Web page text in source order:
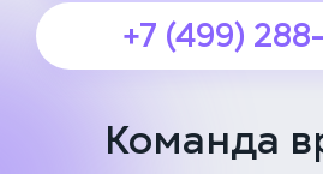
+7 (499)
Команда